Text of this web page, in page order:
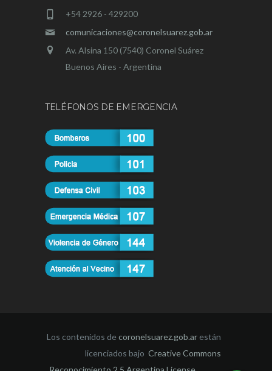
+54 2926 - 429200
comunicaciones@coronelsuarez.gob.ar
Av. Alsina 150 (7540) Coronel Suárez
Buenos Aires - Argentina
TELÉFONOS DE EMERGENCIA
Los contenidos decoronelsuarez.gob.ar están
licenciados bajo Creative Commons